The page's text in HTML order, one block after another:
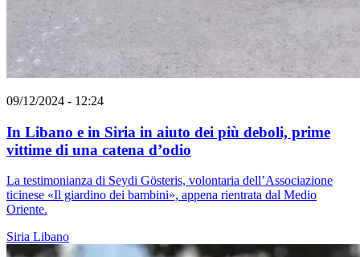
09/12/2024 - 12:24
In Libano e in Siria in aiuto dei più deboli, prime
vittime di una catena d’odio
La testimonianza di Seydi Gösteris, volontaria dell’Associazione
ticinese «Il giardino dei bambini», appena rientrata dal Medio
Oriente.
Siria Libano